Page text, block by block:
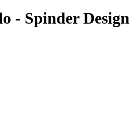
- Spinder Design